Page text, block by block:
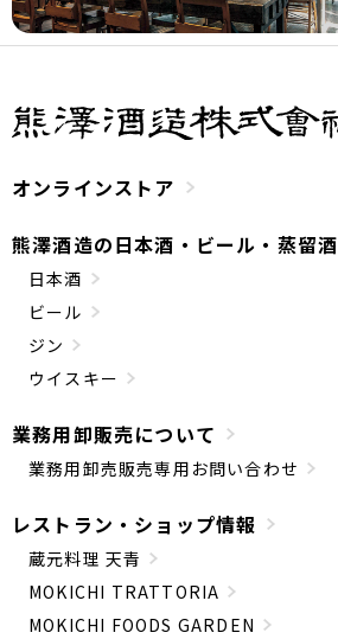
オンラインストア
熊澤酒造の日本酒・ビール・蒸留酒
日本酒
ビール
ジン
ウイスキー
業務用卸販売について
業務用卸売販売専用お問い合わせ
レストラン・ショップ情報
蔵元料理 天青
MOKICHI TRATTORIA
MOKICHI FOODS GARDEN